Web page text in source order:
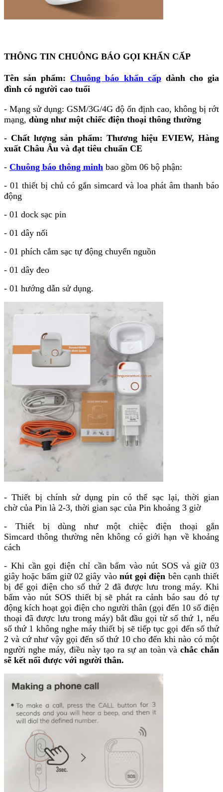
THÔNG TIN CHUÔNG BÁO GỌI KHẨN CẤP
Tên sản phẩm:Chuông báo khẩn cấp dành cho gia
đình có người cao tuổi
- Mạng sử dụng: GSM/3G/4G độ ổn định cao, không bị rớt
mạng, dùng như một chiếc điện thoại thông thường
- Chất lượng sản phẩm: Thương hiệu EVIEW, Hàng
xuất Châu Âu và đạt tiêu chuẩn CE
- Chuông báo thông minh bao gồm 06 bộ phận:
- 01 thiết bị chủ có gắn simcard và loa phát âm thanh báo
động
- 01 dock sạc pin
- 01 dây nối
- 01 phích cắm sạc tự động chuyển nguồn
- 01 dây đeo
- 01 hướng dẫn sử dụng.
- Thiết bị chính sử dụng pin có thể sạc lại, thời gian
chờ của Pin là 2-3, thời gian sạc của Pin khoảng 3 giờ
- Thiết bị dùng như một chiệc điện thoại gắn
Simcard thông thường nên không có giới hạn về khoảng
cách
- Khi cần gọi điện chỉ cần bấm vào nút SOS và giữ 03
giây hoặc bấm giữ 02 giây vào nút gọi điện bên cạnh thiết
bị để gọi điện cho số thứ 2 đã được lưu trong máy. Khi
bấm vào nút SOS thiết bị sẽ phát ra cảnh báo sau đó tự
động kích hoạt gọi điện cho người thân (gọi đến 10 số điện
thoại đã được lưu trong máy) bắt đầu gọi từ số thứ 1, nếu
số thứ 1 không nghe máy thiết bị sẽ tiếp tục gọi đến số thứ
2 và cứ như vậy gọi đến số thứ 10 cho đến khi nào có một
người nghe máy, điều này tạo ra sự an toàn và chắc chắn
sẽ kết nối được với người thân.